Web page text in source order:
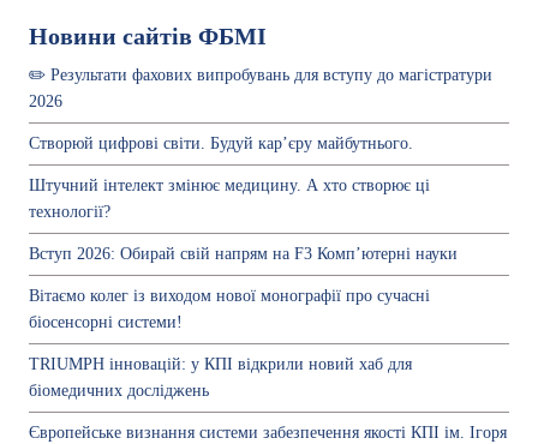
Новини сайтів ФБМІ
✏️ Результати фахових випробувань для вступу до магістратури
2026
Створюй цифрові світи. Будуй кар’єру майбутнього.
Штучний інтелект змінює медицину. А хто створює ці
технології?
Вступ 2026: Обирай свій напрям на F3 Комп’ютерні науки
Вітаємо колег із виходом нової монографії про сучасні
біосенсорні системи!
TRIUMPH інновацій: у КПІ відкрили новий хаб для
біомедичних досліджень
Європейське визнання системи забезпечення якості КПІ ім. Ігоря